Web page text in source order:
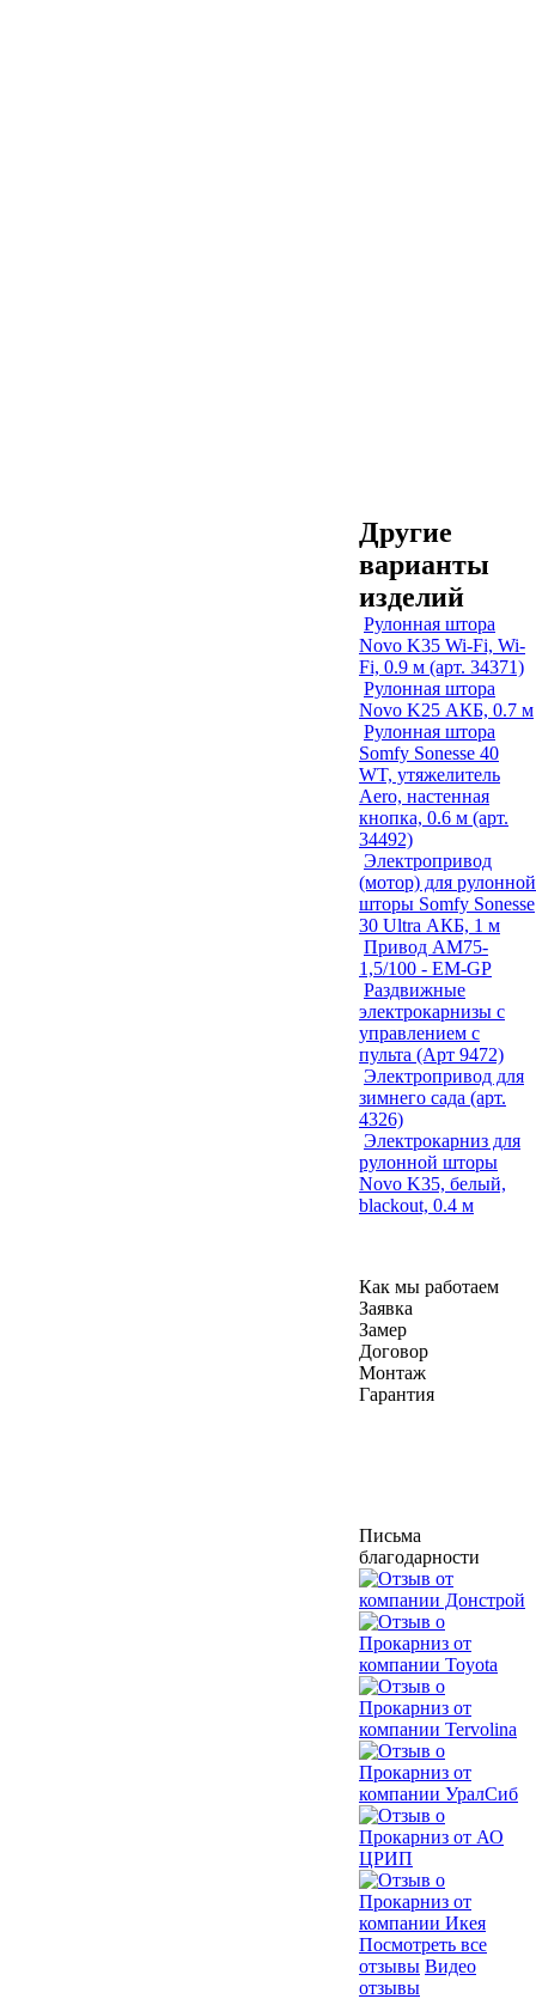
Другие
варианты
изделий
Рулонная штора
Novo K35 Wi-Fi, Wi-
Fi, 0.9 м (арт. 34371)
Рулонная штора
Novo K25 АКБ, 0.7 м
Рулонная штора
Somfy Sonesse 40
WT, утяжелитель
Aero, настенная
кнопка, 0.6 м (арт.
34492)
Электропривод
(мотор) для рулонной
шторы Somfy Sonesse
30 Ultra АКБ, 1 м
Привод AM75-
1,5/100 - EM-GP
Раздвижные
электрокарнизы с
управлением с
пульта (Арт 9472)
Электропривод для
зимнего сада (арт.
4326)
Электрокарниз для
рулонной шторы
Novo K35, белый,
blackout, 0.4 м
Как мы работаем
Заявка
Замер
Договор
Монтаж
Гарантия
Письма
благодарности
Посмотреть все
отзывы Видео
отзывы